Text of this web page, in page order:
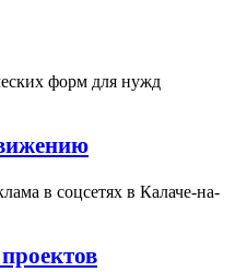
форм для нужд
в соцсетях в Калаче-на-